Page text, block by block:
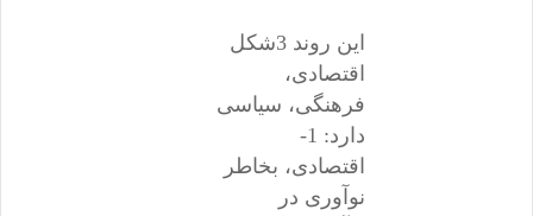
این روند 3شکل
اقتصادی،
فرهنگی، سیاسی
دارد: 1-
اقتصادی، بخاطر
نوآوری در